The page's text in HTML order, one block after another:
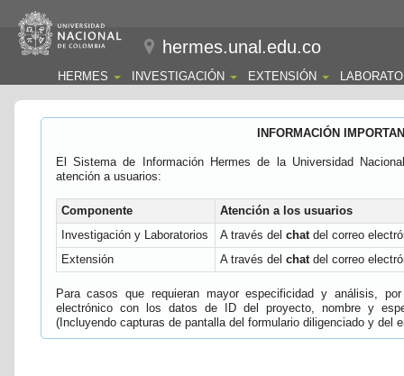
hermes.unal.edu.co
HERMES INVESTIGACIÓN EXTENSIÓN
INFORMACIÓN
El Sistema de Información Hermes de la Universidad
atención a usuarios:
Componente
Atención a los usuarios
Investigación y Laboratorios
A través del chatdel correo
Extensión
A través del chatdel correo
Para casos que requieran mayor especificidad y análisis,
electrónico con los datos de ID del proyecto, nombre y
(Incluyendo capturas de pantalla del formulario diligenciado y del